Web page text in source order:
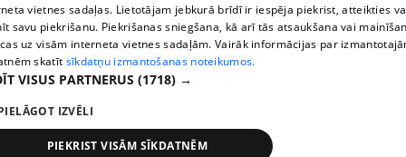
360 Ziņu kontakti
Helio Media
Vortal assistance service: e-mail -
All rights reserved.
vietnes sadaļas. Lietotājam jebkurā brīdī ir iespēja piekrist, atteikties
savu piekrišanu. Piekrišanas sniegšana, kā arī tās atsaukšana vai
uz visām interneta vietnes sadaļām. Vairāk informācijas par
skatīt sīkdatņu izmantošanas noteikumos.
VISUS PARTNERUS (1718) →
IZVĒLI
PIEKRIST VISĀM SĪKDATNĒM